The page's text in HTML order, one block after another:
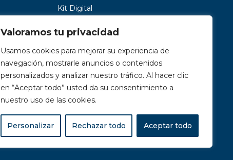
Valoramos tu privacidad
Usamos cookies para mejorar su experiencia de
navegación, mostrarle anuncios o contenidos
personalizados y analizar nuestro tráfico. Al hacer clic
en “Aceptar todo” usted da su consentimiento a
nuestro uso de las cookies.
Personalizar Rechazar todo Aceptar todo
Kit Digital